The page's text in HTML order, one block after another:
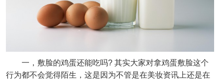
一，敷脸的鸡蛋还能吃吗? 其实大家对拿鸡蛋敷脸这个
行为都不会觉得陌生，这是因为不管是在美妆资讯上还是在